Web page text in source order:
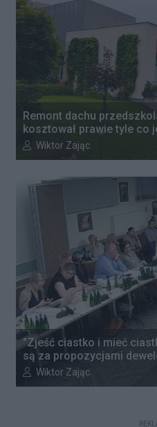
Remont dachu
kosztował prawie tyle co
Autor artykułu:
Wiktor Zając
"Zjeść ciastko i mieć
są za propozycjami
Autor artykułu:
Wiktor Zając